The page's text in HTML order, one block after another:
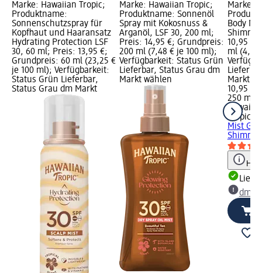
Marke: Hawaiian Tropic;
Produktname:
Sonnenschutzspray für
Kopfhaut und Haaransatz
Hydrating Protection LSF
30, 60 ml; Preis: 13,95 €;
Grundpreis: 60 ml (23,25 €
je 100 ml); Verfügbarkeit:
Status Grün Lieferbar,
Status Grau dm Markt
Marke: Hawaiian Tropic;
Produktname: Sonnenöl
Spray mit Kokosnuss &
Arganöl, LSF 30, 200 ml;
Preis: 14,95 €; Grundpreis:
200 ml (7,48 € je 100 ml);
Verfügbarkeit: Status Grün
Lieferbar, Status Grau dm
Markt wählen
Marke:
Body
10,95 €;
ml (4,38
Markt
10,95 €
250 ml
Tropic
Mist
dm